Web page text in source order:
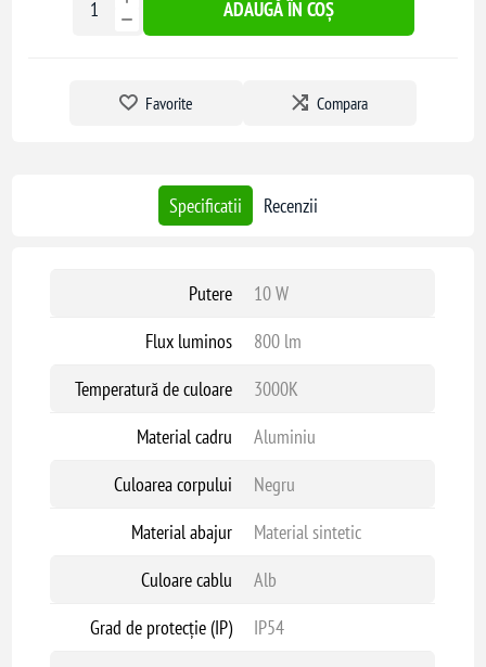
ADAUGĂ ÎN COȘ
Favorite Compara
Specificatii Recenzii
Putere
10 W
Flux luminos
800 lm
Temperatură de culoare
3000K
Material cadru
Aluminiu
Culoarea corpului
Negru
Material abajur
Material sintetic
Culoare cablu
Alb
Grad de protecție (IP)
IP54